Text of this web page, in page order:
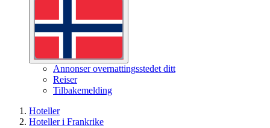
Annonser overnattingsstedet ditt
Reiser
Tilbakemelding
Hoteller
Hoteller i Frankrike